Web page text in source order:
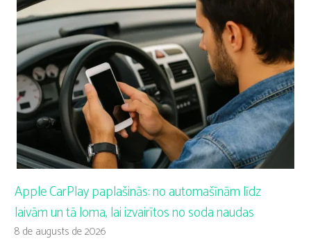
Apple CarPlay paplašinās: no automašīnām līdz
laivām un tā loma, lai izvairītos no soda naudas
8 de augusts de 2026